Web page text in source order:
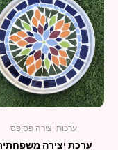
ערכות יצירה פסיפס
ערכת יצירה